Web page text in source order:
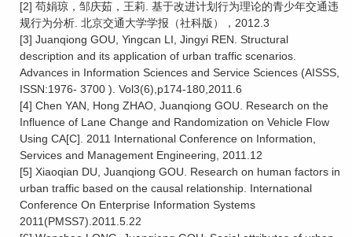
[2] 苟娟琼，邹庆茹，王莉. 基于改进计划行为理论的青少年交通违
规行为分析. 北京交通大学学报（社科版），2012.3
[3] Juanqiong GOU, Yingcan LI, Jingyi REN. Structural
description and its application of urban traffic scenarios.
Advances in Information Sciences and Service Sciences (AISSS,
ISSN:1976- 3700 ). Vol3(6),p174-180,2011.6
[4] Chen YAN, Hong ZHAO, Juanqiong GOU. Research on the
Influence of Lane Change and Randomization on Vehicle Flow
Using CA[C]. 2011 International Conference on Information,
Services and Management Engineering, 2011.12
[5] Xiaoqian DU, Juanqiong GOU. Research on human factors in
urban traffic based on the causal relationship. International
Conference On Enterprise Information Systems
2011(PMSS7).2011.5.22